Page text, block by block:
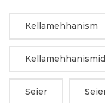
Kellamehhanism
Seier